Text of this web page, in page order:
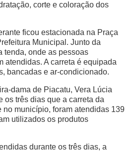
corte e coloração dos
ficou estacionada na Praça
Municipal. Junto da
tenda, onde as pessoas
atendidas. A carreta é equipada
bancadas e ar-condicionado.
dama de Piacatu, Vera Lúcia
os três dias que a carreta da
no município, foram atendidas 139
utilizados os produtos
durante os três dias, a